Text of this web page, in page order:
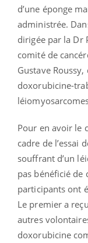
d’une éponge
administrée.
dirigée par la Dr
comité de
Gustave
doxorubicine-
Pour en avoir le
cadre de l’essai
souffrant d’un
pas bénéficié de
participants ont
Le premier a
autres
doxorubicine